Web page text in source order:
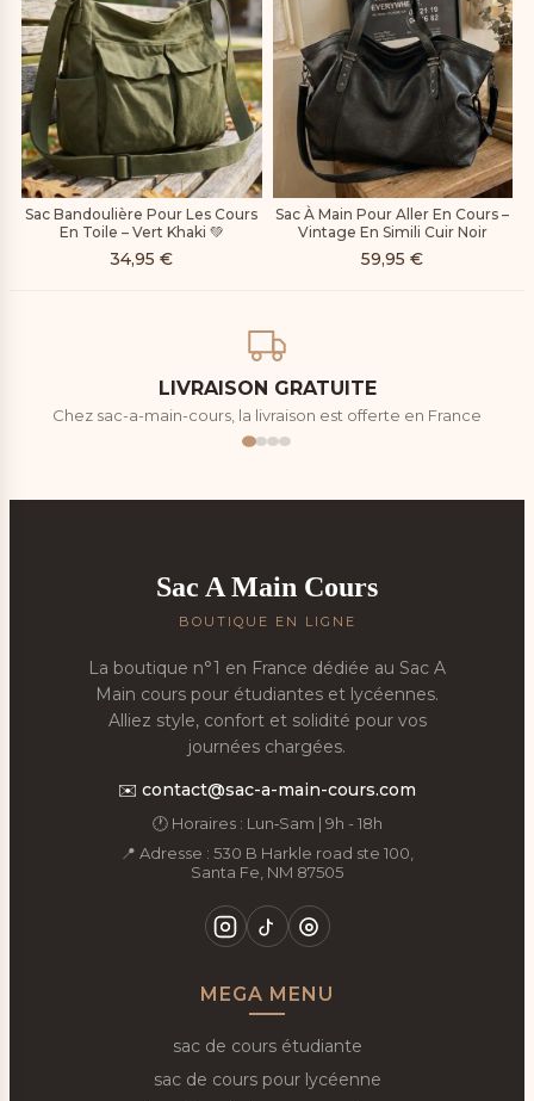
Sac Bandoulière Pour Les Cours
En Toile – Vert Khaki 💚
34,95€
Sac À Main Pour Aller En Cours –
Vintage En Simili Cuir Noir
59,95€
LIVRAISON GRATUITE
Chez sac-a-main-cours, la livraison est offerte en France
Sac A Main Cours
BOUTIQUE EN LIGNE
La boutique n°1 en France dédiée au Sac A
Main cours pour étudiantes et lycéennes.
Alliez style, confort et solidité pour vos
journées chargées.
✉️ contact@sac-a-main-cours.com
🕐 Horaires : Lun‑Sam | 9h - 18h
📍 Adresse : 530 B Harkle road ste 100,
Santa Fe, NM 87505
MEGA MENU
sac de cours étudiante
sac de cours pour lycéenne